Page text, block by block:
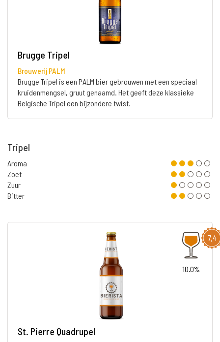
Brugge Tripel
Brouwerij PALM
Brugge Tripel is een PALM bier gebrouwen met een speciaal
kruidenmengsel, gruut genaamd. Het geeft deze klassieke
Belgische Tripel een bijzondere twist.
Tripel
Aroma
Zoet
Zuur
Bitter
7,4
10.0%
St. Pierre Quadrupel